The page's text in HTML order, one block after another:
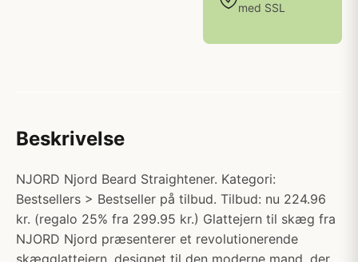
med SSL
Beskrivelse
NJORD Njord Beard Straightener. Kategori:
Bestsellers > Bestseller på tilbud. Tilbud: nu 224.96
kr. (regalo 25% fra 299.95 kr.) Glattejern til skæg fra
NJORD Njord præsenterer et revolutionerende
skægglattejern, designet til den moderne mand, der